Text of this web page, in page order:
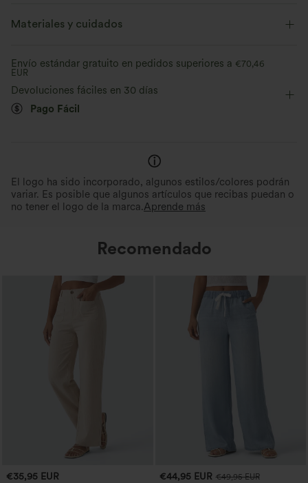
Corte ajustado Copas moldeadas
Elasticidad alta
Materiales y cuidados
Envío estándar gratuito en pedidos superiores a €70,46
EUR
Devoluciones fáciles en 30 días
Pago Fácil
El logo ha sido incorporado, algunos estilos/colores podrán
variar. Es posible que algunos artículos que recibas puedan o
no tener el logo de la marca.Aprende más
Recomendado
€35,95 EUR €44,95 EUR €49,95 EUR